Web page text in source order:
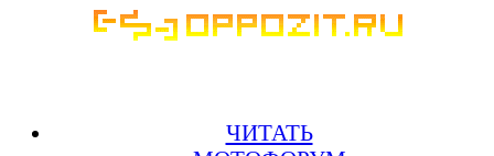
ЧИТАТЬ